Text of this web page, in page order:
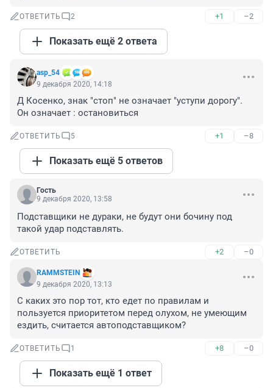
ОТВЕТИТЬ 2 +1 –2
Показать ещё 2 ответа
asp_54
9 декабря 2020, 14:18
Д Косенко, знак "стоп" не означает "уступи дорогу".
Он означает : остановиться
ОТВЕТИТЬ 5 +1 –8
Показать ещё 5 ответов
Гость
9 декабря 2020, 13:58
Подставщики не дураки, не будут они бочину под
такой удар подставлять.
ОТВЕТИТЬ +2 –0
RAMMSTEIN
9 декабря 2020, 13:13
С каких это пор тот, кто едет по правилам и
пользуется приоритетом перед олухом, не умеющим
ездить, считается автоподставщиком?
ОТВЕТИТЬ 1 +8 –0
Показать ещё 1 ответ